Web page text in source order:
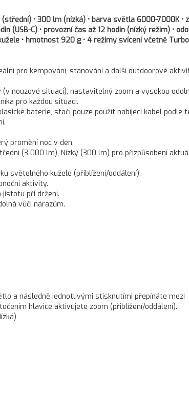
• 300 lm (nízká) • barva světla 6000-7000K •
(USB-C) • provozní čas až 12 hodin (nízký režim) •
• hmotnost 920 g • 4 režimy svícení včetně
pro kempování, stanování a další outdoorové
nouzové situaci), nastavitelný zoom a vysokou
pro každou situaci.
baterie, stačí pouze použít nabíjecí kabel podle
promění noc v den.
(3 000 lm), Nízký (300 lm) pro přizpůsobení
světelného kužele (přiblížení/oddálení).
aktivity.
jistotu při držení.
vůči nárazům.
a následně jednotlivými stisknutími přepínáte mezi
hlavice aktivujete zoom (přiblížení/oddálení).